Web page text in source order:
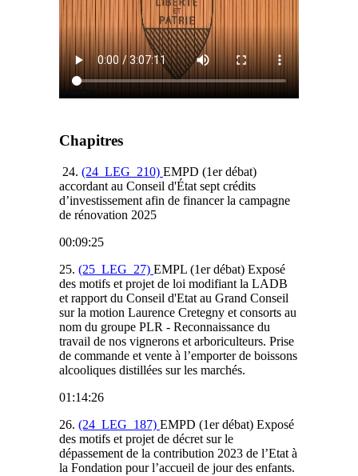
Chapitres
24. (24_LEG_210) EMPD (1er débat)
accordant au Conseil d'État sept crédits
d’investissement afin de financer la campagne
de rénovation 2025
00:09:25
25. (25_LEG_27) EMPL (1er débat) Exposé
des motifs et projet de loi modifiant la LADB
et rapport du Conseil d'Etat au Grand Conseil
sur la motion Laurence Cretegny et consorts au
nom du groupe PLR - Reconnaissance du
travail de nos vignerons et arboriculteurs. Prise
de commande et vente à l’emporter de boissons
alcooliques distillées sur les marchés.
01:14:26
26. (24_LEG_187) EMPD (1er débat) Exposé
des motifs et projet de décret sur le
dépassement de la contribution 2023 de l’Etat à
la Fondation pour l’accueil de jour des enfants.